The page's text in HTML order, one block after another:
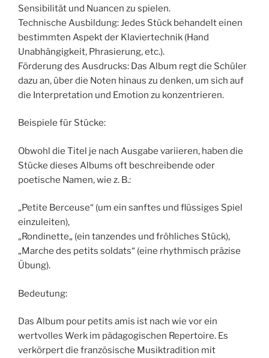
Sensibilität und Nuancen zu spielen.
Technische Ausbildung: Jedes Stück behandelt einen
bestimmten Aspekt der Klaviertechnik (Hand
Unabhängigkeit, Phrasierung, etc.).
Förderung des Ausdrucks: Das Album regt die Schüler
dazu an, über die Noten hinaus zu denken, um sich auf
die Interpretation und Emotion zu konzentrieren.
Beispiele für Stücke:
Obwohl die Titel je nach Ausgabe variieren, haben die
Stücke dieses Albums oft beschreibende oder
poetische Namen, wie z. B.:
„Petite Berceuse“ (um ein sanftes und flüssiges Spiel
einzuleiten),
„Rondinette„ (ein tanzendes und fröhliches Stück),
„Marche des petits soldats“ (eine rhythmisch präzise
Übung).
Bedeutung:
Das Album pour petits amis ist nach wie vor ein
wertvolles Werk im pädagogischen Repertoire. Es
verkörpert die französische Musiktradition mit